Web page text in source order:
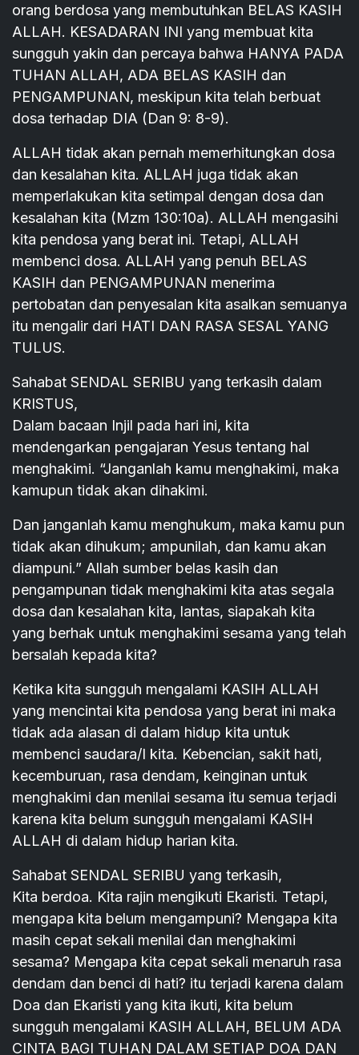
orang berdosa yang membutuhkan BELAS KASIH
ALLAH. KESADARAN INI yang membuat kita
sungguh yakin dan percaya bahwa HANYA PADA
TUHAN ALLAH, ADA BELAS KASIH dan
PENGAMPUNAN, meskipun kita telah berbuat
dosa terhadap DIA (Dan 9: 8-9).
ALLAH tidak akan pernah memerhitungkan dosa
dan kesalahan kita. ALLAH juga tidak akan
memperlakukan kita setimpal dengan dosa dan
kesalahan kita (Mzm 130:10a). ALLAH mengasihi
kita pendosa yang berat ini. Tetapi, ALLAH
membenci dosa. ALLAH yang penuh BELAS
KASIH dan PENGAMPUNAN menerima
pertobatan dan penyesalan kita asalkan semuanya
itu mengalir dari HATI DAN RASA SESAL YANG
TULUS.
Sahabat SENDAL SERIBU yang terkasih dalam
KRISTUS,
Dalam bacaan Injil pada hari ini, kita
mendengarkan pengajaran Yesus tentang hal
menghakimi. “Janganlah kamu menghakimi, maka
kamupun tidak akan dihakimi.
Dan janganlah kamu menghukum, maka kamu pun
tidak akan dihukum; ampunilah, dan kamu akan
diampuni.” Allah sumber belas kasih dan
pengampunan tidak menghakimi kita atas segala
dosa dan kesalahan kita, lantas, siapakah kita
yang berhak untuk menghakimi sesama yang telah
bersalah kepada kita?
Ketika kita sungguh mengalami KASIH ALLAH
yang mencintai kita pendosa yang berat ini maka
tidak ada alasan di dalam hidup kita untuk
membenci saudara/I kita. Kebencian, sakit hati,
kecemburuan, rasa dendam, keinginan untuk
menghakimi dan menilai sesama itu semua terjadi
karena kita belum sungguh mengalami KASIH
ALLAH di dalam hidup harian kita.
Sahabat SENDAL SERIBU yang terkasih,
Kita berdoa. Kita rajin mengikuti Ekaristi. Tetapi,
mengapa kita belum mengampuni? Mengapa kita
masih cepat sekali menilai dan menghakimi
sesama? Mengapa kita cepat sekali menaruh rasa
dendam dan benci di hati? itu terjadi karena dalam
Doa dan Ekaristi yang kita ikuti, kita belum
sungguh mengalami KASIH ALLAH, BELUM ADA
CINTA BAGI TUHAN DALAM SETIAP DOA DAN